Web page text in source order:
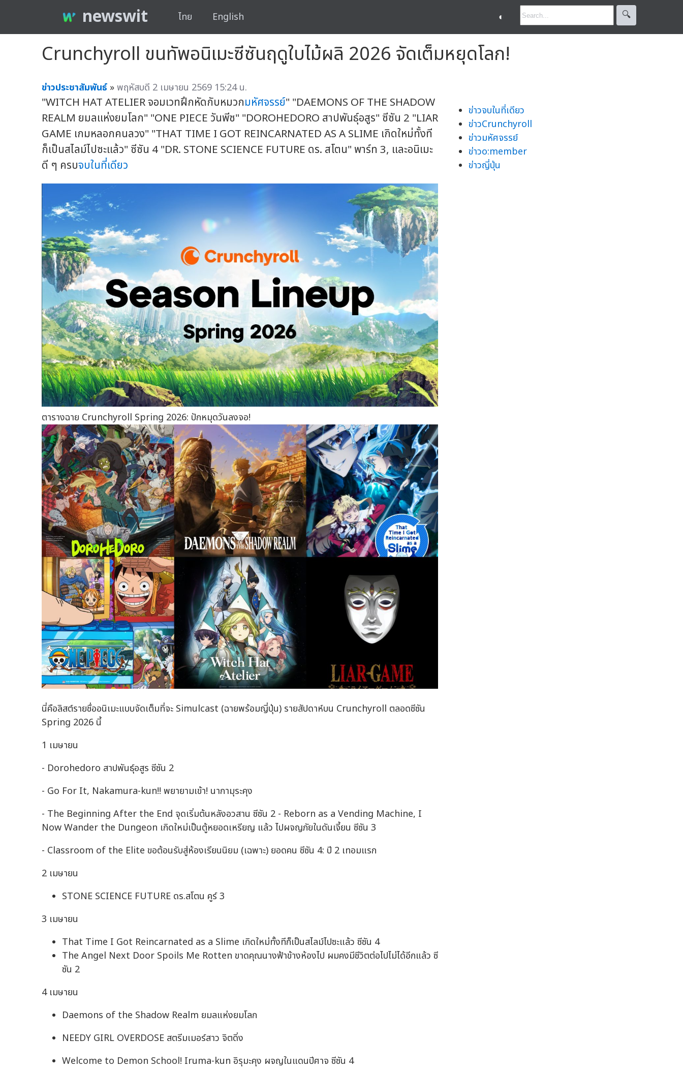
newswit ไทย English ◐ 🔍︎
Crunchyroll ขนทัพอนิเมะซีซันฤดูใบไม้ผลิ 2026 จัดเต็มหยุดโลก!
ข่าวประชาสัมพันธ์ »พฤหัสบดี 2 เมษายน 2569 15:24 น.
"WITCH HAT ATELIER จอมเวทฝึกหัดกับหมวกมหัศจรรย์" "DAEMONS OF THE SHADOW
REALM ยมลแห่งยมโลก" "ONE PIECE วันพีซ" "DOROHEDORO สาปพันธุ์อสูร" ซีซัน 2 "LIAR
GAME เกมหลอกคนลวง" "THAT TIME I GOT REINCARNATED AS A SLIME เกิดใหม่ทั้งที
ก็เป็นสไลม์ไปซะแล้ว" ซีซัน 4 "DR. STONE SCIENCE FUTURE ดร. สโตน" พาร์ท 3, และอนิเมะ
ดี ๆ ครบจบในที่เดียว
ตารางฉาย Crunchyroll Spring 2026: ปักหมุดวันลงจอ!
นี่คือลิสต์รายชื่ออนิเมะแบบจัดเต็มที่จะ Simulcast (ฉายพร้อมญี่ปุ่น) รายสัปดาห์บน Crunchyroll ตลอดซีซัน
Spring 2026 นี้
1 เมษายน
- Dorohedoro สาปพันธุ์อสูร ซีซัน 2
- Go For It, Nakamura-kun!! พยายามเข้า! นากามุระคุง
- The Beginning After the End จุดเริ่มต้นหลังอวสาน ซีซัน 2 - Reborn as a Vending Machine, I
Now Wander the Dungeon เกิดใหม่เป็นตู้หยอดเหรียญ แล้ว ไปผจญภัยในดันเจี้ยน ซีซัน 3
- Classroom of the Elite ขอต้อนรับสู่ห้องเรียนนิยม (เฉพาะ) ยอดคน ซีซัน 4: ปี 2 เทอมแรก
2 เมษายน
STONE SCIENCE FUTURE ดร.สโตน คูร์ 3
3 เมษายน
That Time I Got Reincarnated as a Slime เกิดใหม่ทั้งทีก็เป็นสไลม์ไปซะแล้ว ซีซัน 4
The Angel Next Door Spoils Me Rotten ขาดคุณนางฟ้าข้างห้องไป ผมคงมีชีวิตต่อไปไม่ได้อีกแล้ว ซี
ซัน 2
4 เมษายน
Daemons of the Shadow Realm ยมลแห่งยมโลก
NEEDY GIRL OVERDOSE สตรีมเมอร์สาว จิตดิ่ง
Welcome to Demon School! Iruma-kun อิรุมะคุง ผจญในแดนปีศาจ ซีซัน 4
ข่าวจบในที่เดียว
ข่าวCrunchyroll
ข่าวมหัศจรรย์
ข่าวo:member
ข่าวญี่ปุ่น